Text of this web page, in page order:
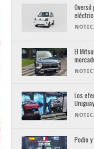
Oversil
El
Los
Uruguay
Podio